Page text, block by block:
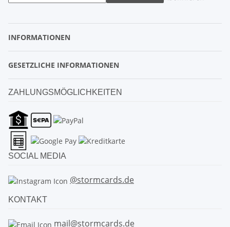
INFORMATIONEN
GESETZLICHE INFORMATIONEN
ZAHLUNGSMÖGLICHKEITEN
SOCIAL MEDIA
@stormcards.de
KONTAKT
mail@stormcards.de